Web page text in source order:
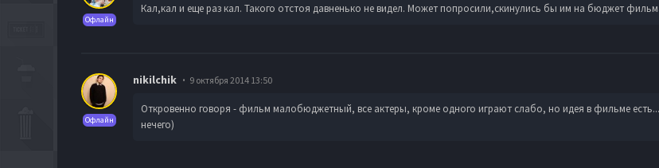
Офлайн
Кал,кал и еще раз кал. Такого отстоя давненько не видел. Может попросили,скинулись бы им на бюджет
Офлайн
nikilchik 9 октября 2014 13:50
Откровенно говоря - фильм малобюджетный, все актеры, кроме одного играют слабо, но идея в фильме
нечего)